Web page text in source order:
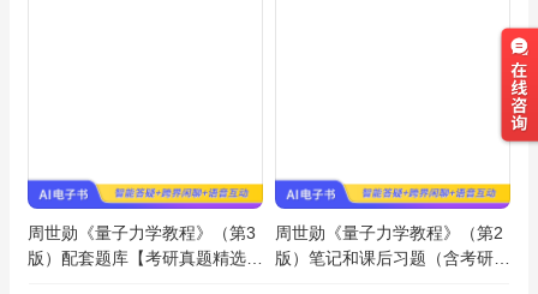
周世勋《量子力学教程》（第3
版）配套题库【考研真题精选＋
周世勋《量子力学教程》（第2
版）笔记和课后习题（含考研真